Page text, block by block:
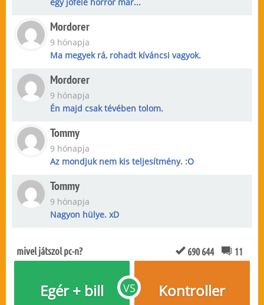
Mordorer
9 hónapja
Ma megyek rá, rohadt kíváncsi vagyok.
Mordorer
9 hónapja
Én majd csak tévében tolom.
Tommy
9 hónapja
Az mondjuk nem kis teljesítmény. :O
Tommy
9 hónapja
Nagyon hülye. xD
mivel játszol pc-n? 690 644 11
VS
Egér + bill Kontroller